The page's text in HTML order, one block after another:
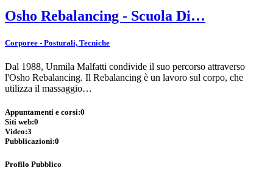
Osho Rebalancing - Scuola Di…
Corporee - Posturali, Tecniche
Dal 1988, Unmila Malfatti condivide il suo percorso attraverso
l'Osho Rebalancing. Il Rebalancing è un lavoro sul corpo, che
utilizza il massaggio…
Appuntamenti e corsi:0
Siti web:0
Video:3
Pubblicazioni:0
Profilo Pubblico